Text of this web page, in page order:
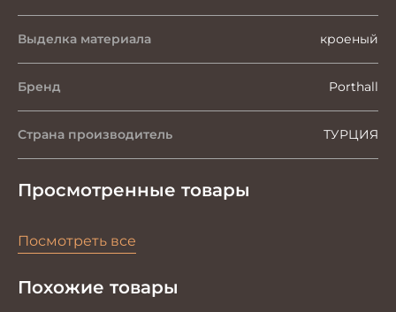
Выделка материала кроеный
Бренд Porthall
Страна производитель ТУРЦИЯ
Просмотренные товары
Посмотреть все
Похожие товары